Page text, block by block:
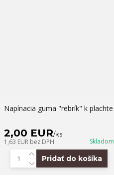
Napínacia guma "rebrík" k plachte
2,00 EUR/ks
1,63 EUR bez DPH Skladom
Pridať do košíka